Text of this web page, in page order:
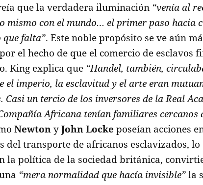
que la verdadera iluminación “venía al
mismo con el mundo… el primer paso hacia
falta”. Este noble propósito se ve aún
el hecho de que el comercio de esclavos
King explica que “Handel, también,
el imperio, la esclavitud y el arte eran
Casi un tercio de los inversores de la Real
Africana tenían familiares cercanos
NewtonyJohn Locke poseían acciones
del transporte de africanos esclavizados, lo
la política de la sociedad británica,
“mera normalidad que hacía invisible”la